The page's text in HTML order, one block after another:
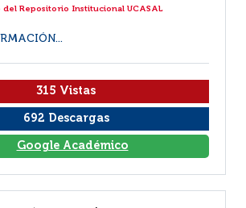
del Repositorio Institucional UCASAL
315 Vistas
692 Descargas
Google Académico